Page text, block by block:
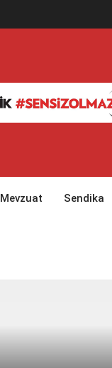
Mevzuat Sendika